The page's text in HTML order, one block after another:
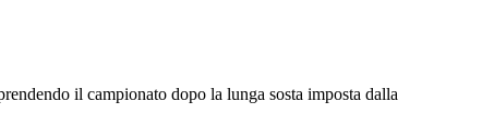
il campionato dopo la lunga sosta imposta dalla